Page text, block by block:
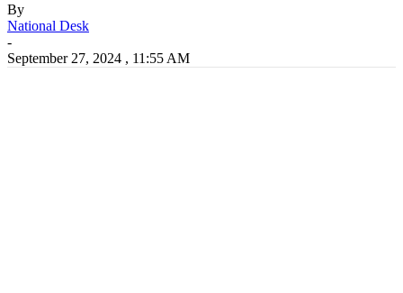
By
National Desk
-
September 27, 2024 , 11:55 AM